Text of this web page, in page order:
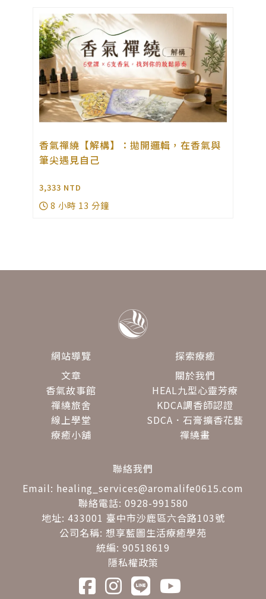
香氣禪繞【解構】：拋開邏輯，在香氣與
筆尖遇見自己
3,333 NTD
8 小時 13 分鐘
網站導覽
文章
香氣故事館
禪繞旅舍
線上學堂
療癒小舖
探索療癒
關於我們
HEAL九型心靈芳療
KDCA調香師認證
SDCA．石膏擴香花藝
禪繞畫
聯絡我們
Email: healing_services@aromalife0615.com
聯絡電話: 0928-991580
地址: 433001 臺中市沙鹿區六合路103號
公司名稱: 想享藍圖生活療癒學苑
統編: 90518619
隱私權政策